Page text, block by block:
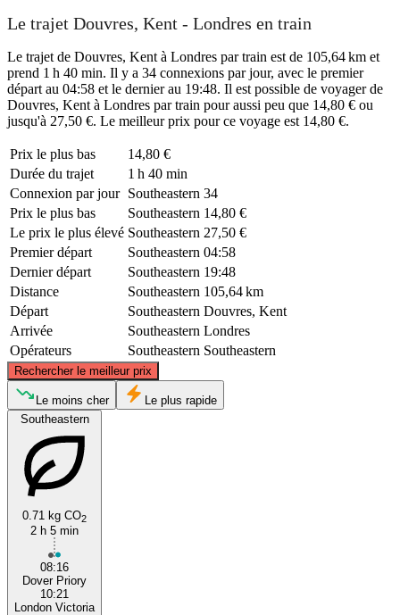
Le trajet Douvres, Kent - Londres en train
Le trajet de Douvres, Kent à Londres par train est de 105,64 km et
prend 1 h 40 min. Il y a 34 connexions par jour, avec le premier
départ au 04:58 et le dernier au 19:48. Il est possible de voyager de
Douvres, Kent à Londres par train pour aussi peu que 14,80 € ou
jusqu'à 27,50 €. Le meilleur prix pour ce voyage est 14,80 €.
Prix ​​le plus bas
14,80 €
Durée du trajet
1 h 40 min
Connexion par jour Southeastern 34
Prix ​​le plus bas
Southeastern 14,80 €
Le prix le plus élevé Southeastern 27,50 €
Premier départ
Southeastern 04:58
Dernier départ
Southeastern 19:48
Distance
Southeastern 105,64 km
Départ
Southeastern Douvres, Kent
Arrivée
Southeastern Londres
Opérateurs
Southeastern Southeastern
Rechercher le meilleur prix
London
©CARTO, ©OpenStreetMap
Le moins cher
Le plus rapide
Southeastern
0.71 kg CO2
2 h 5 min
08:16
Dover Priory
10:21
London Victoria